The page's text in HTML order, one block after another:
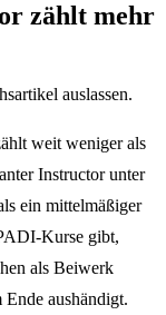
zählt mehr
auslassen.
weit weniger als
Instructor unter
ein mittelmäßiger
Kurse gibt,
als Beiwerk
aushändigt.